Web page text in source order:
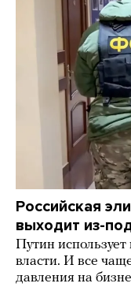
Российская
выходит из-
Путин
власти. И все
давления на